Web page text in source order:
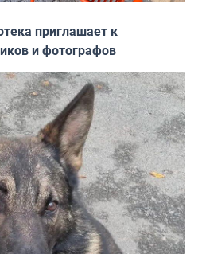
приглашает к
и фотографов